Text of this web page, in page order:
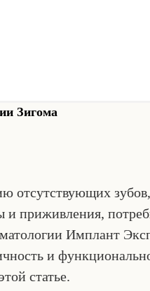
Зигома
отсутствующих
приживления,
Имплант
и
статье.